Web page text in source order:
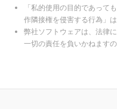
「私的使用の目的であって
作隣接権を侵害する行為」
弊社ソフトウェアは、法律
一切の責任を負いかねます